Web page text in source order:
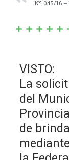
VISTO:
La
del
de